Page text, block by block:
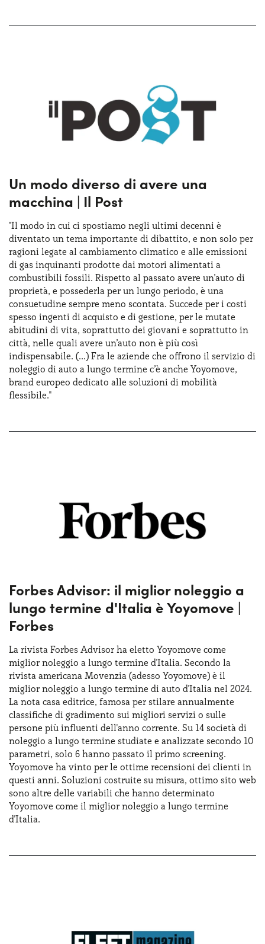
Un modo diverso di avere una
macchina | Il Post
"Il modo in cui ci spostiamo negli ultimi decenni è
diventato un tema importante di dibattito, e non solo per
ragioni legate al cambiamento climatico e alle emissioni
di gas inquinanti prodotte dai motori alimentati a
combustibili fossili. Rispetto al passato avere un’auto di
proprietà, e possederla per un lungo periodo, è una
consuetudine sempre meno scontata. Succede per i costi
spesso ingenti di acquisto e di gestione, per le mutate
abitudini di vita, soprattutto dei giovani e soprattutto in
città, nelle quali avere un’auto non è più così
indispensabile. (...) Fra le aziende che offrono il servizio di
noleggio di auto a lungo termine c’è anche Yoyomove,
brand europeo dedicato alle soluzioni di mobilità
flessibile."
Forbes Advisor: il miglior noleggio a
lungo termine d'Italia è Yoyomove |
Forbes
La rivista Forbes Advisor ha eletto Yoyomove come
miglior noleggio a lungo termine d'Italia. Secondo la
rivista americana Movenzia (adesso Yoyomove) è il
miglior noleggio a lungo termine di auto d'Italia nel 2024.
La nota casa editrice, famosa per stilare annualmente
classifiche di gradimento sui migliori servizi o sulle
persone più influenti dell'anno corrente. Su 14 società di
noleggio a lungo termine studiate e analizzate secondo 10
parametri, solo 6 hanno passato il primo screening.
Yoyomove ha vinto per le ottime recensioni dei clienti in
questi anni. Soluzioni costruite su misura, ottimo sito web
sono altre delle variabili che hanno determinato
Yoyomove come il miglior noleggio a lungo termine
d'Italia.